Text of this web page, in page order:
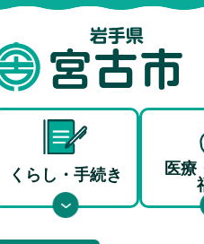
くらし・手続き
医療